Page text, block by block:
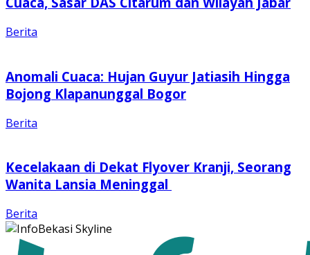
Berita
Anomali Cuaca: Hujan Guyur Jatiasih Hingga
Bojong Klapanunggal Bogor
Berita
Kecelakaan di Dekat Flyover Kranji, Seorang
Wanita Lansia Meninggal
Berita